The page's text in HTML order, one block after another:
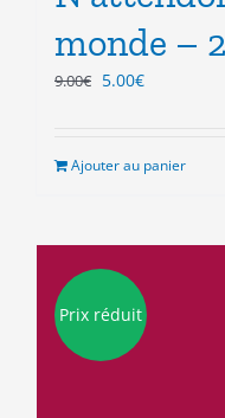
monde –
9.00€ Le
5.00€Le
est :
Ajouter au panier
Prix réduit